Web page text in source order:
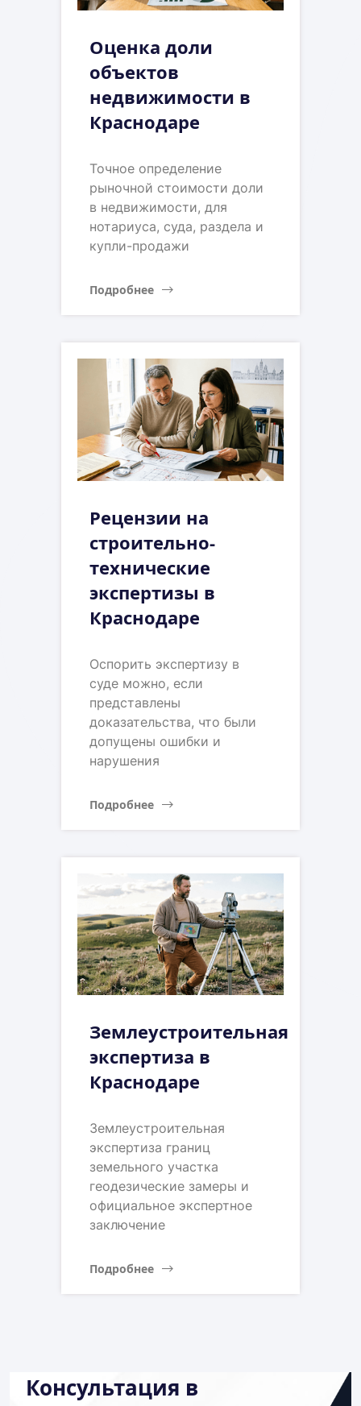
Оценка доли
объектов
недвижимости в
Краснодаре
Точное определение
рыночной стоимости доли
в недвижимости, для
нотариуса, суда, раздела и
купли-продажи
Подробнее
Рецензии на
строительно-
технические
экспертизы в
Краснодаре
Оспорить экспертизу в
суде можно, если
представлены
доказательства, что были
допущены ошибки и
нарушения
Подробнее
Землеустроительная
экспертиза в
Краснодаре
Землеустроительная
экспертиза границ
земельного участка
геодезические замеры и
официальное экспертное
заключение
Подробнее
Консультация в